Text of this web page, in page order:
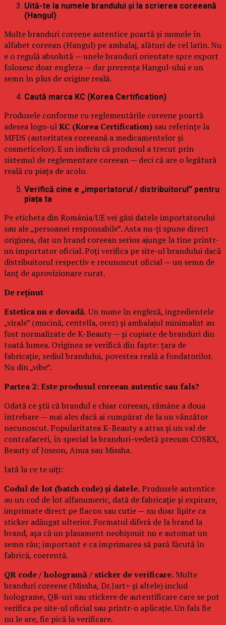
Uită-te la numele brandului și la scrierea coreeană
(Hangul)
Multe branduri coreene autentice poartă și numele în
alfabet coreean (Hangul) pe ambalaj, alături de cel latin. Nu
e o regulă absolută — unele branduri orientate spre export
folosesc doar engleza — dar prezența Hangul-ului e un
semn în plus de origine reală.
Caută marca KC (Korea Certification)
Produsele conforme cu reglementările coreene poartă
adesea logo-ulKC (Korea Certification) sau referințe la
MFDS (autoritatea coreeană a medicamentelor și
cosmeticelor). E un indiciu că produsul a trecut prin
sistemul de reglementare coreean — deci că are o legătură
reală cu piața de acolo.
Verifică cine e „importatorul / distribuitorul” pentru
piața ta
Pe eticheta din România/UE vei găsi datele importatorului
sau ale „persoanei responsabile”. Asta nu-ți spune direct
originea, dar un brand coreean serios ajunge la tine printr-
un importator oficial. Poți verifica pe site-ul brandului dacă
distribuitorul respectiv e recunoscut oficial — un semn de
lanț de aprovizionare curat.
De reținut
Estetica nu e dovadă.Un nume în engleză, ingredientele
„virale” (mucină, centella, orez) și ambalajul minimalist au
fost normalizate de K-Beauty — și copiate de branduri din
toată lumea. Originea se verifică din fapte: țara de
fabricație, sediul brandului, povestea reală a fondatorilor.
Nu din „vibe”.
Partea 2: Este produsul coreean autentic sau fals?
Odată ce știi că brandul e chiar coreean, rămâne a doua
întrebare — mai ales dacă ai cumpărat de la un vânzător
necunoscut. Popularitatea K-Beauty a atras și un val de
contrafaceri, în special la branduri-vedetă precum COSRX,
Beauty of Joseon, Anua sau Missha.
Iată la ce te uiți:
Codul de lot (batch code) și datele.Produsele autentice
au un cod de lot alfanumeric, dată de fabricație și expirare,
imprimate direct pe flacon sau cutie — nu doar lipite ca
sticker adăugat ulterior. Formatul diferă de la brand la
brand, așa că un plasament neobișnuit nu e automat un
semn rău; important e ca imprimarea să pară făcută în
fabrică, coerentă.
QR code / hologramă / sticker de verificare.Multe
branduri coreene (Missha, Dr.Jart+ și altele) includ
holograme, QR-uri sau stickere de autentificare care se pot
verifica pe site-ul oficial sau printr-o aplicație. Un fals fie
nu le are, fie pică la verificare.